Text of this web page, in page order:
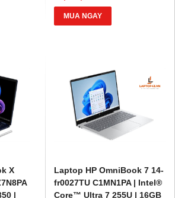
từ
ở xa
💳
Trả góp 0% qua thẻ tín
dụng hoặcHD Saison chỉ từ
1%/tháng, thủ tục đơn giản.
Sinh viên và khách hàng ở xa
cùng cơ hội nhận
Voucher
giảm đến 500.000đ
MUA NGAY
X
|
Laptop HP OmniBook 7 14-
fr0027TU C1MN1PA | Intel®
Core™ Ultra 7 255U | 16GB